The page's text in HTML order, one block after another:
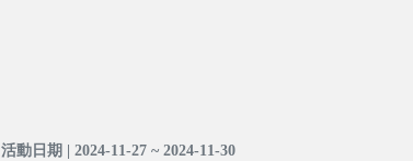
活動日期 | 2024-11-27 ~ 2024-11-30